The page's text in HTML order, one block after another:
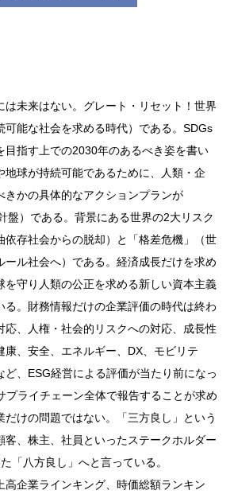
未来はない。グレート・リセット！世界
可能な社会を求める時代）である。SDGs
目指す上での2030年のあるべき姿を書い
地球が持続可能であるために、人類・企
きかの具体的なアクションプランが
盤）である。背景にある世界の2大リスク
依存社会からの脱却）と「格差危機」（世
ール社会へ）である。経済成長だけを求め
を守り人類の公正を求める新しい資本主義
る。財務情報だけの企業評価の時代は終わ
応、人権・社会的リスクへの対応、成長性
康、安全、エネルギー、DX、モビリテ
ど、ESG経営による評価が当たり前になっ
プライチェーン全体で報告することが求め
だけの問題ではない。「三方良し」という
客、株主、社員といったステークホルダー
「八方良し」へと言っている。
企業ラインキング、時価総額ランキン